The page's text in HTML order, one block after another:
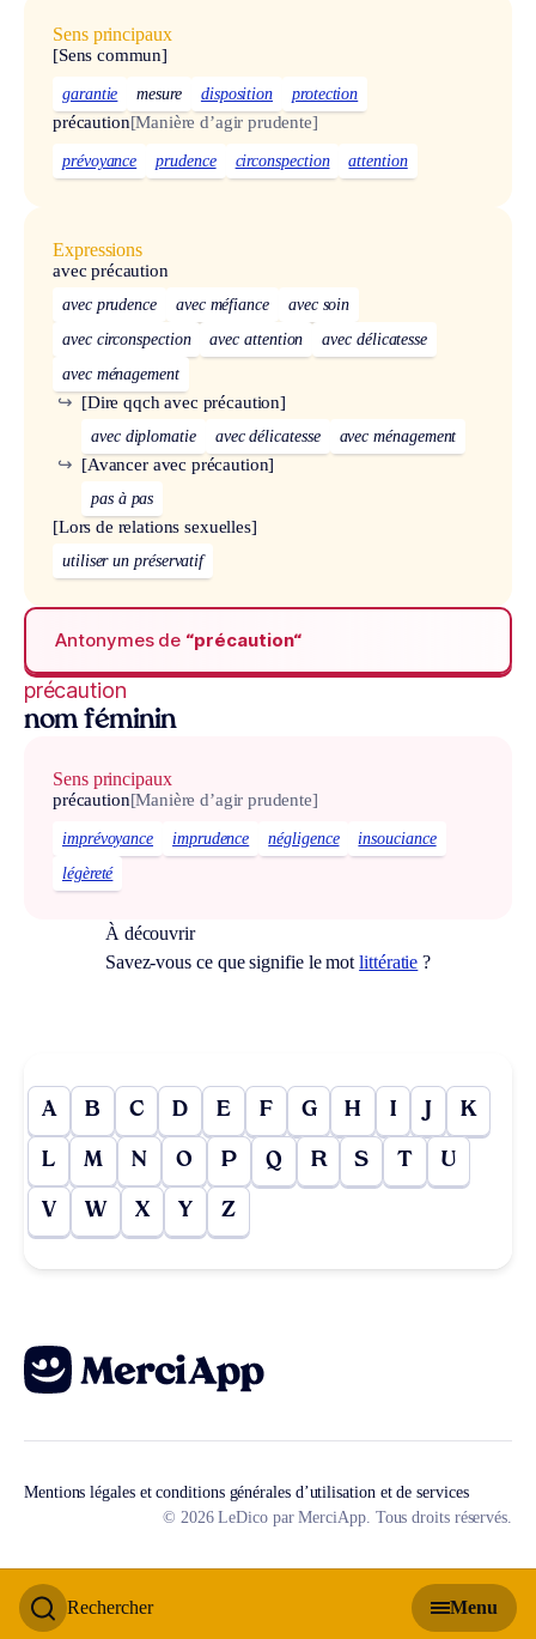
Rechercher Menu
Sens principaux
[Sens commun]
garantie mesure disposition protection
précaution[Manière d’agir prudente]
prévoyance prudence circonspection attention
Expressions
avec précaution
avec prudence avec méfiance
avec soin
avec circonspection
avec attention
avec délicatesse
avec ménagement
[Dire qqch avec précaution]
↪
avec diplomatie avec délicatesse avec ménagement
[Avancer avec précaution]
↪
pas à pas
[Lors de relations sexuelles]
utiliser un préservatif
Antonymes de “précaution“
précaution
nom féminin
Sens principaux
précaution[Manière d’agir prudente]
imprévoyance imprudence négligence
insouciance
légèreté
À découvrir
Savez-vous ce que signifie le motlittératie ?
A B C D E F G H I J K
L M N O P Q R S T U
V W X Y Z
Mentions légales et conditions générales d’utilisation et de services
© 2026 LeDico par MerciApp. Tous droits réservés.